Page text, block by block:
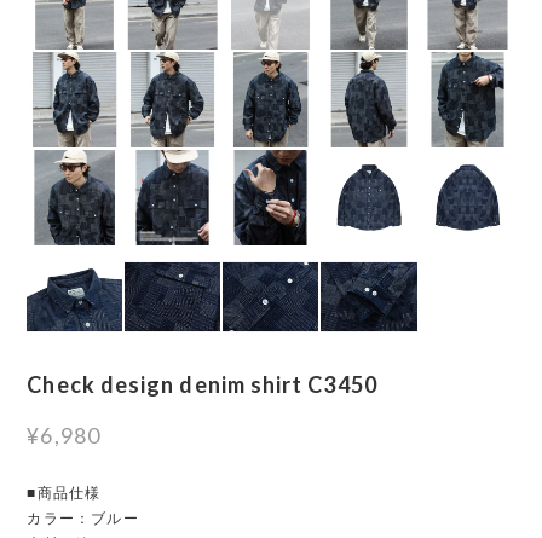
Check design denim shirt C3450
¥6,980
■商品仕様
カラー：ブルー